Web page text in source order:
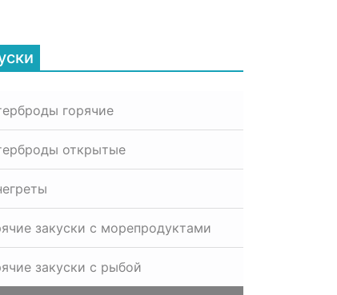
горячие
открытые
закуски с морепродуктами
закуски с рыбой